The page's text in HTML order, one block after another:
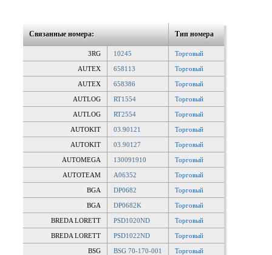
Связанные номера: Тип номера
3RG 10245 Торговый
AUTEX 658113 Торговый
AUTEX 658386 Торговый
AUTLOG RT1554 Торговый
AUTLOG RT2554 Торговый
AUTOKIT 03.90121 Торговый
AUTOKIT 03.90127 Торговый
AUTOMEGA 130091910 Торговый
AUTOTEAM A06352 Торговый
BGA DP0682 Торговый
BGA DP0682K Торговый
BREDA LORETT PSD1020ND Торговый
BREDA LORETT PSD1022ND Торговый
BSG BSG 70-170-001 Торговый